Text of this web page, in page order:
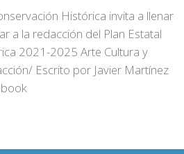
Histórica invita a llenar
a la redacción del Plan Estatal
2021-2025 Arte Cultura y
Escrito por Javier Martínez